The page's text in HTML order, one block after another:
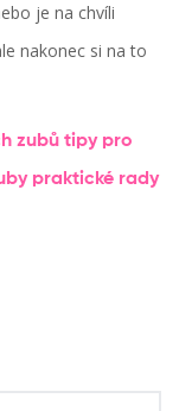
je na chvíli
nakonec si na to
zubů tipy pro
praktické rady